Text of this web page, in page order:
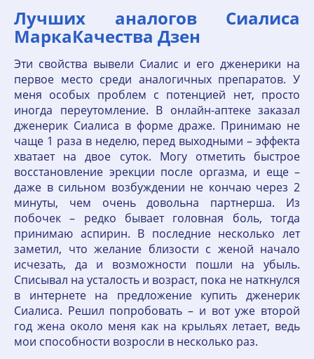
Лучших аналогов Сиалиса
МаркаКачества Дзен
Эти свойства вывели Сиалис и его дженерики на
первое место среди аналогичных препаратов. У
меня особых проблем с потенцией нет, просто
иногда переутомление. В онлайн-аптеке заказал
дженерик Сиалиса в форме драже. Принимаю не
чаще 1 раза в неделю, перед выходными – эффекта
хватает на двое суток. Могу отметить быстрое
восстановление эрекции после оргазма, и еще –
даже в сильном возбуждении не кончаю через 2
минуты, чем очень довольна партнерша. Из
побочек – редко бывает головная боль, тогда
принимаю аспирин. В последние несколько лет
заметил, что желание близости с женой начало
исчезать, да и возможности пошли на убыль.
Списывал на усталость и возраст, пока не наткнулся
в интернете на предложение купить дженерик
Сиалиса. Решил попробовать – и вот уже второй
год жена около меня как на крыльях летает, ведь
мои способности возросли в несколько раз.